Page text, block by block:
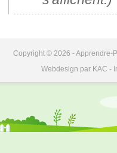
Copyright © 2026 - Apprendre-
Webdesign par KAC -